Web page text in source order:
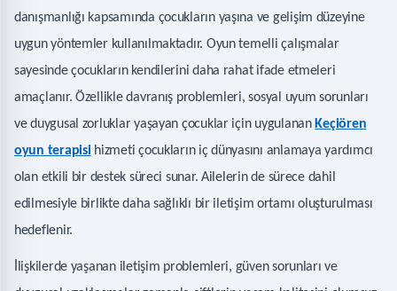
danışmanlığı kapsamında çocukların yaşına ve gelişim düzeyine
uygun yöntemler kullanılmaktadır. Oyun temelli çalışmalar
sayesinde çocukların kendilerini daha rahat ifade etmeleri
amaçlanır. Özellikle davranış problemleri, sosyal uyum sorunları
ve duygusal zorluklar yaşayan çocuklar için uygulanan Keçiören
oyun terapisihizmeti çocukların iç dünyasını anlamaya yardımcı
olan etkili bir destek süreci sunar. Ailelerin de sürece dahil
edilmesiyle birlikte daha sağlıklı bir iletişim ortamı oluşturulması
hedeflenir.
İlişkilerde yaşanan iletişim problemleri, güven sorunları ve